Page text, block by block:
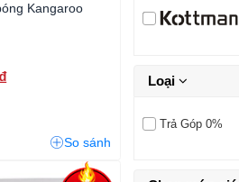
Kangaroo
So sánh
Loại
Trả Góp 0%